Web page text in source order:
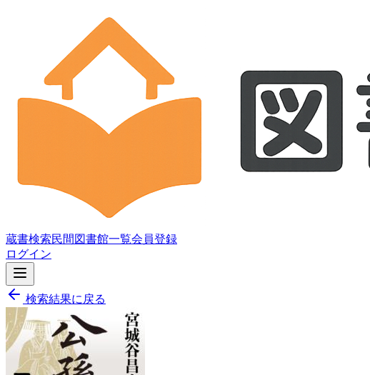
蔵書検索民間図書館一覧会員登録
ログイン
検索結果に戻る